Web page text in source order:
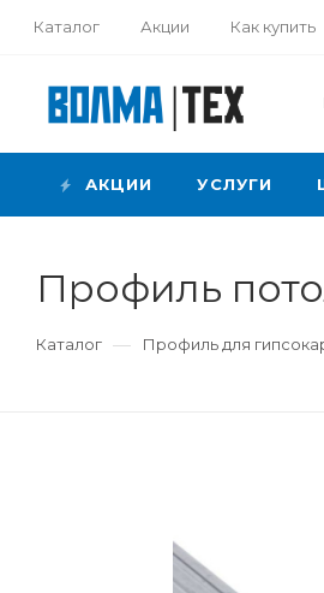
Каталог Акции Как купить
АКЦИИ УСЛУГИ
Профиль
Каталог — Профиль для